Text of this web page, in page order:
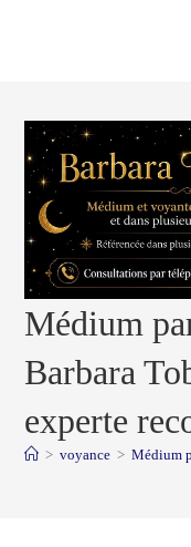
Médium
Barbara
experte
> voyance > Médium